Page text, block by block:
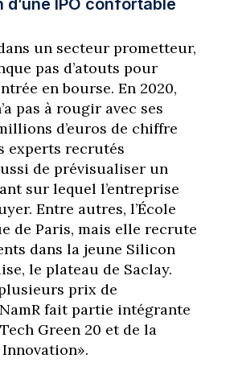
un secteur prometteur,
pas d’atouts pour
en bourse. En 2020,
pas à rougir avec ses
d’euros de chiffre
experts recrutés
de prévisualiser un
sur lequel l’entreprise
Entre autres, l’École
de Paris, mais elle recrute
dans la jeune Silicon
le plateau de Saclay.
prix de
fait partie intégrante
Green 20 et de la